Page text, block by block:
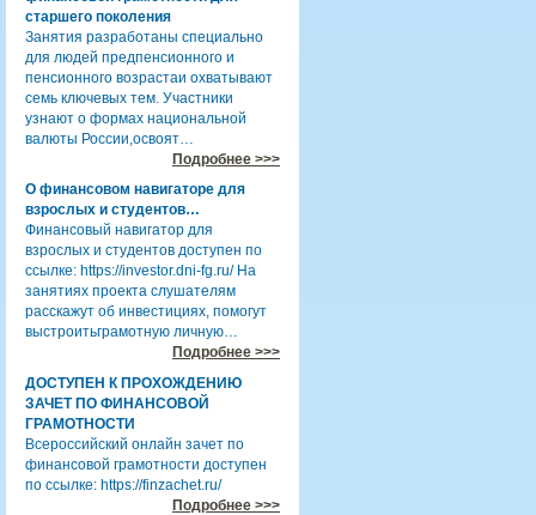
старшего поколения
Занятия разработаны специально
для людей предпенсионного и
пенсионного возрастаи охватывают
семь ключевых тем. Участники
узнают о формах национальной
валюты России,освоят…
Подробнее >>>
О финансовом навигаторе для
взрослых и студентов…
Финансовый навигатор для
взрослых и студентов доступен по
ссылке: https://investor.dni-fg.ru/ На
занятиях проекта слушателям
расскажут об инвестициях, помогут
выстроитьграмотную личную…
Подробнее >>>
ДОСТУПЕН К ПРОХОЖДЕНИЮ
ЗАЧЕТ ПО ФИНАНСОВОЙ
ГРАМОТНОСТИ
Всероссийский онлайн зачет по
финансовой грамотности доступен
по ссылке: https://finzachet.ru/
Подробнее >>>